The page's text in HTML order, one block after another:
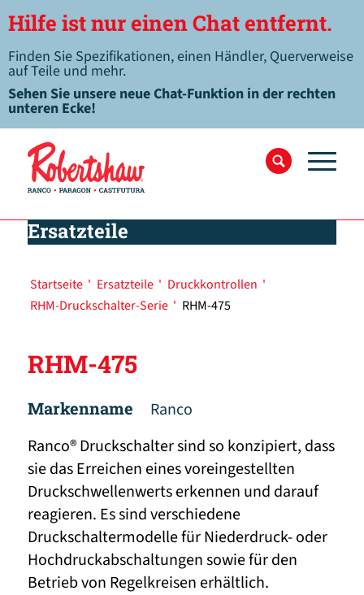
Hilfe ist nur einen Chat entfernt.
Finden Sie Spezifikationen, einen Händler, Querverweise
auf Teile und mehr.
Sehen Sie unsere neue Chat-Funktion in der rechten
unteren Ecke!
Ersatzteile
Startseite ' Ersatzteile ' Druckkontrollen '
RHM-Druckschalter-Serie ' RHM-475
RHM-475
Markenname
Ranco
Ranco® Druckschalter sind so konzipiert, dass
sie das Erreichen eines voreingestellten
Druckschwellenwerts erkennen und darauf
reagieren. Es sind verschiedene
Druckschaltermodelle für Niederdruck- oder
Hochdruckabschaltungen sowie für den
Betrieb von Regelkreisen erhältlich.